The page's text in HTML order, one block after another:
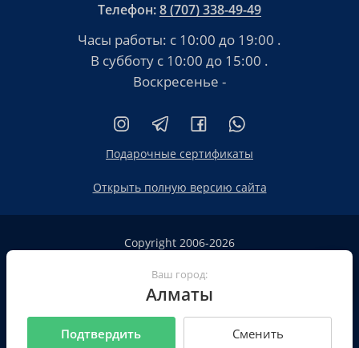
Телефон:8 (707) 338-49-49
Часы работы: с 10:00 до 19:00 .
В субботу с 10:00 до 15:00 .
Воскресенье -
Подарочные сертификаты
Открыть полную версию сайта
Copyright 2006-2026
Сайт не является публичной офертой
Пользовательское соглашение
Политика конфиденциальности
Ваш город:
Алматы
Подтвердить Сменить